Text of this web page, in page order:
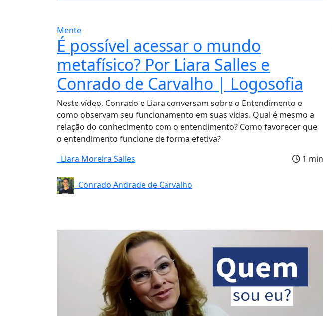
Mente
É possível acessar o mundo
metafísico? Por Liara Salles e
Conrado de Carvalho | Logosofia
Neste vídeo, Conrado e Liara conversam sobre o Entendimento e
como observam seu funcionamento em suas vidas. Qual é mesmo a
relação do conhecimento com o entendimento? Como favorecer que
o entendimento funcione de forma efetiva?
Liara Moreira Salles
Conrado Andrade de Carvalho
1 min